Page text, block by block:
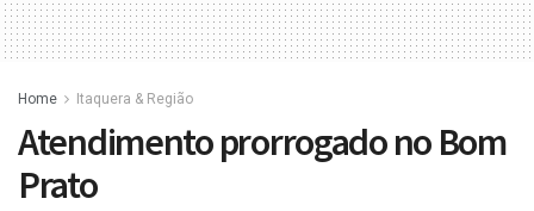
Home Itaquera & Região
Atendimento prorrogado no Bom
Prato